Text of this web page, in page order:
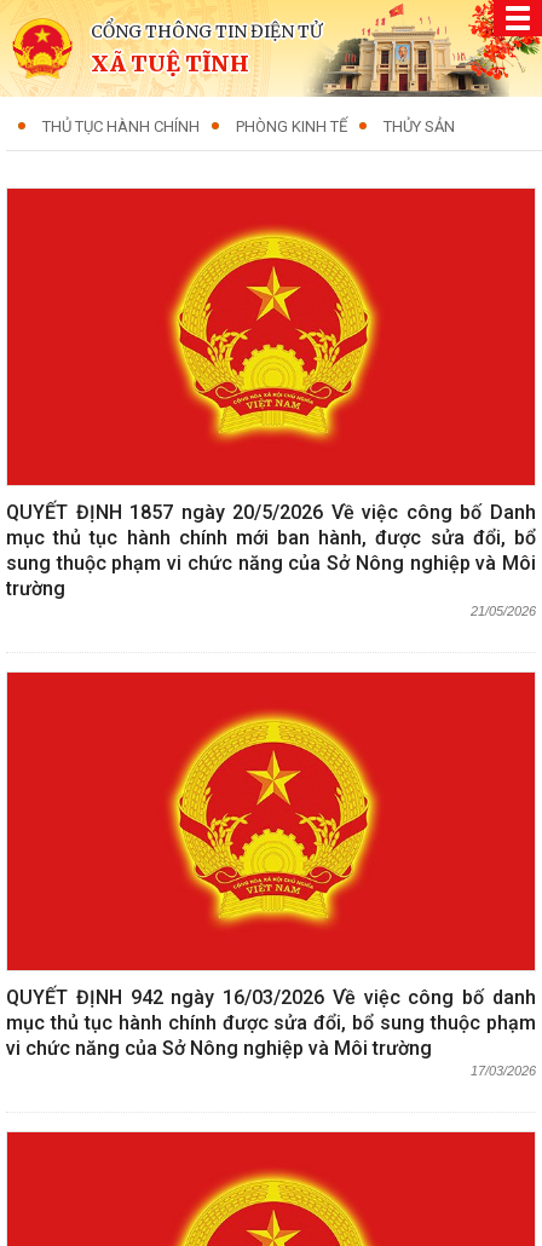
CỔNG THÔNG TIN ĐIỆN TỬ
XÃ TUỆ TĨNH
THỦ TỤC HÀNH CHÍNH PHÒNG KINH TẾ THỦY SẢN
QUYẾT ĐỊNH 1857 ngày 20/5/2026 Về việc công bố Danh
mục thủ tục hành chính mới ban hành, được sửa đổi, bổ
sung thuộc phạm vi chức năng của Sở Nông nghiệp và Môi
trường
21/05/2026
QUYẾT ĐỊNH 942 ngày 16/03/2026 Về việc công bố danh
mục thủ tục hành chính được sửa đổi, bổ sung thuộc phạm
vi chức năng của Sở Nông nghiệp và Môi trường
17/03/2026